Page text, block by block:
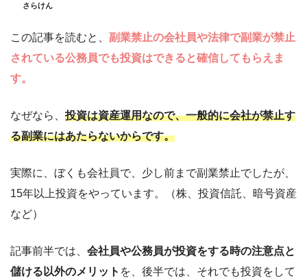
さらけん
この記事を読むと、 副業禁止の会社員や法律で副業が禁止
されている公務員でも投資はできると確信してもらえま
す。
なぜなら、 投資は資産運用なので、一般的に会社が禁止す
る副業にはあたらないからです。
実際に、ぼくも会社員で、少し前まで副業禁止でしたが、
15年以上投資をやっています。（株、投資信託、暗号資産
など）
記事前半では、 会社員や公務員が投資をする時の注意点と
儲ける以外のメリット を、後半では、それでも投資をして